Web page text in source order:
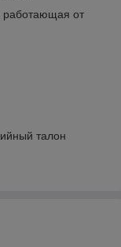
работающая от
талон